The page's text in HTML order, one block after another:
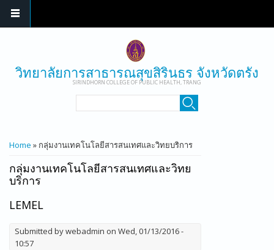
วิทยาลัยการสาธารณสุขสิรินธร จังหวัดตรัง
SIRINDHORN COLLEGE OF PUBLIC HEALTH, TRANG
YOU ARE HERE
Home » กลุ่มงานเทคโนโลยีสารสนเทศและวิทยบริการ
กลุ่มงานเทคโนโลยีสารสนเทศและวิทย
บริการ
LEMEL
Submitted bywebadmin on Wed, 01/13/2016 -
10:57